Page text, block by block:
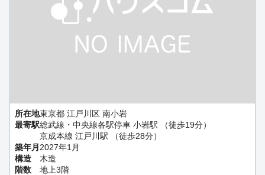
所在地東京都 江戸川区 南小岩
最寄駅総武線・中央線各駅停車 小岩駅 （徒歩19分）
京成本線 江戸川駅 （徒歩28分）
築年月 2027年1月
構造
木造
階数
地上3階